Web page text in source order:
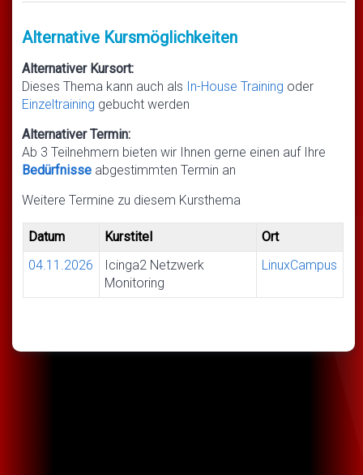
Alternative Kursmöglichkeiten
Alternativer Kursort:
Dieses Thema kann auch als In-House Training oder
Einzeltraining gebucht werden
Alternativer Termin:
Ab 3 Teilnehmern bieten wir Ihnen gerne einen auf Ihre
Bedürfnisse abgestimmten Termin an
Weitere Termine zu diesem Kursthema
Datum Kurstitel
Ort
04.11.2026
Icinga2 Netzwerk
Monitoring
LinuxCampus